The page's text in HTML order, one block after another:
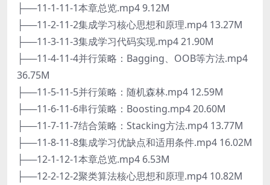
├──11-1-11-1本章总览.mp4 9.12M
├──11-2-11-2集成学习核心思想和原理.mp4 13.27M
├──11-3-11-3集成学习代码实现.mp4 21.90M
├──11-4-11-4并行策略：Bagging、OOB等方法.mp4
36.75M
├──11-5-11-5并行策略：随机森林.mp4 12.59M
├──11-6-11-6串行策略：Boosting.mp4 20.60M
├──11-7-11-7结合策略：Stacking方法.mp4 13.77M
├──11-8-11-8集成学习优缺点和适用条件.mp4 16.02M
├──12-1-12-1本章总览.mp4 6.53M
├──12-2-12-2聚类算法核心思想和原理.mp4 10.82M